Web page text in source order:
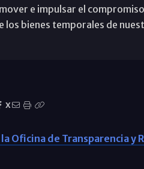
e impulsar el
bienes temporales de
X
Oficina de Transparencia y